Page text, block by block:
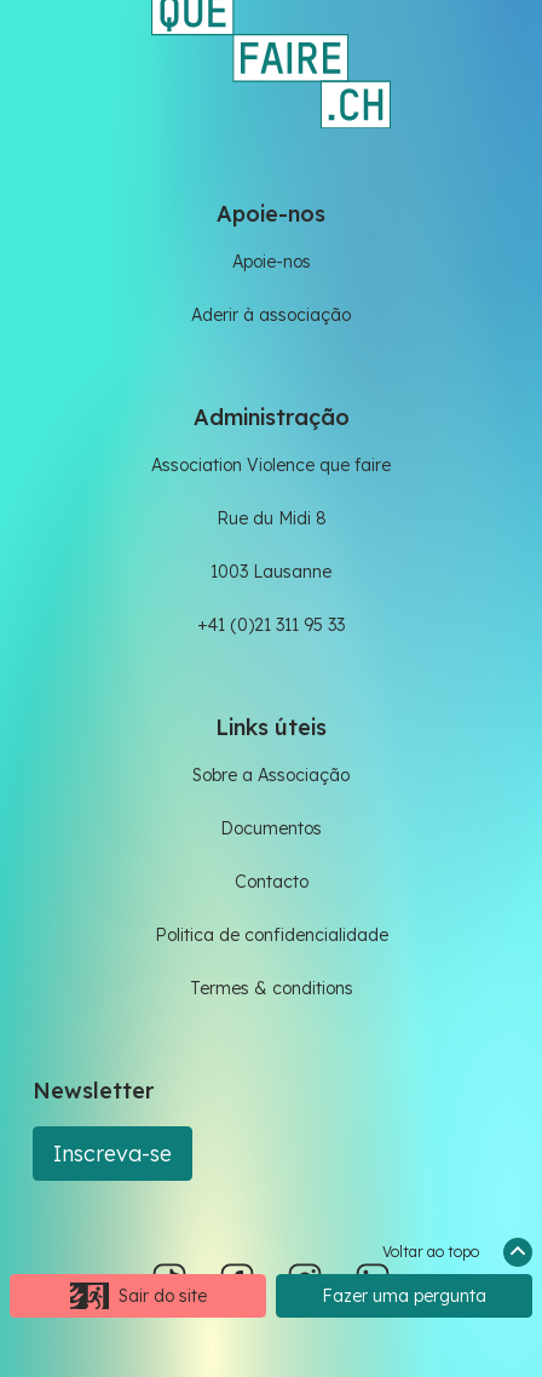
Sair do site Fazer uma pergunta
Voltar ao topo
Apoie-nos
Apoie-nos
Aderir à associação
Administração
Association Violence que faire
Rue du Midi 8
1003 Lausanne
+41 (0)21 311 95 33
Links úteis
Sobre a Associação
Documentos
Contacto
Politica de confidencialidade
Termes & conditions
Newsletter
Inscreva-se